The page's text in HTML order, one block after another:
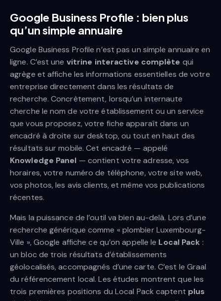
Google Business Profile : bien plus
qu’un simple annuaire
Google Business Profile n’est pas un simple annuaire en
ligne. C’est une vitrine interactive complète qui
agrège et affiche les informations essentielles de votre
entreprise directement dans les résultats de
recherche. Concrètement, lorsqu’un internaute
cherche le nom de votre établissement ou un service
que vous proposez, votre fiche apparaît dans un
encadré à droite sur desktop, ou tout en haut des
résultats sur mobile. Cet encadré — appelé
Knowledge Panel — contient votre adresse, vos
horaires, votre numéro de téléphone, votre site web,
vos photos, les avis clients, et même vos publications
récentes.
Mais la puissance de l’outil va bien au-delà. Lors d’une
recherche générique comme « plombier Luxembourg-
Ville », Google affiche ce qu’on appelle le Local Pack :
un bloc de trois résultats d’établissements
géolocalisés, accompagnés d’une carte. C’est le Graal
du référencement local. Les études montrent que les
trois premières positions du Local Pack captent plus